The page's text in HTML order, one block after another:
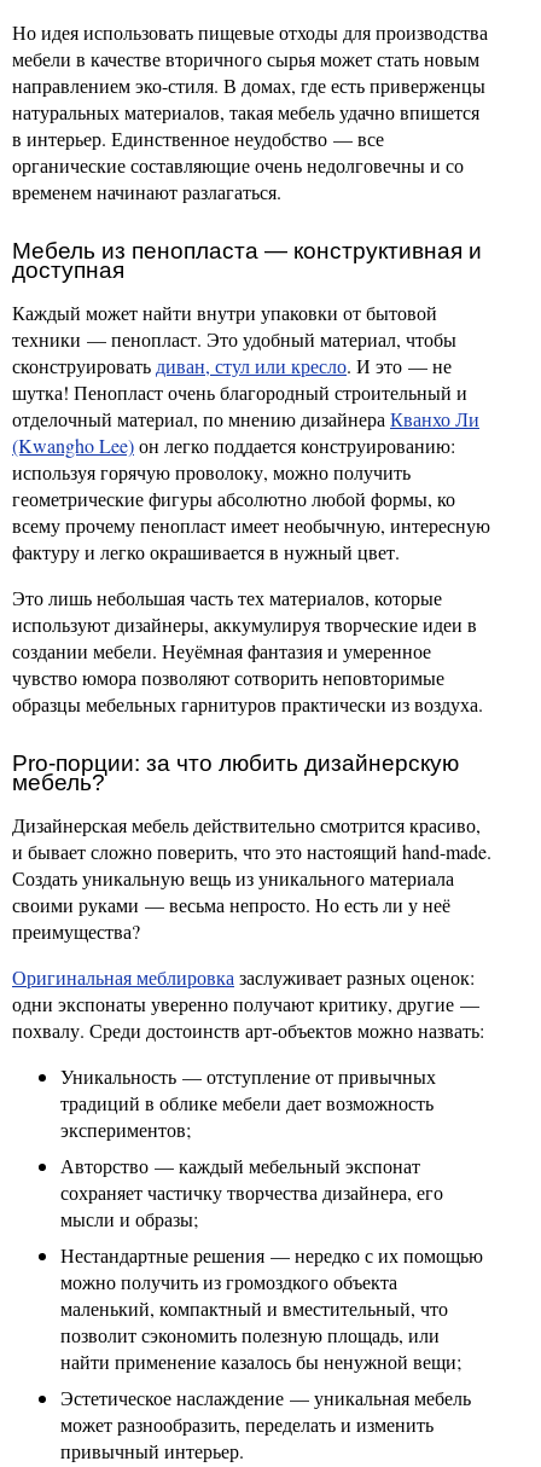
Но идея использовать пищевые отходы для производства
мебели в качестве вторичного сырья может стать новым
направлением эко-стиля. В домах, где есть приверженцы
натуральных материалов, такая мебель удачно впишется
в интерьер. Единственное неудобство — все
органические составляющие очень недолговечны и со
временем начинают разлагаться.
Мебель из пенопласта — конструктивная и
доступная
Каждый может найти внутри упаковки от бытовой
техники — пенопласт. Это удобный материал, чтобы
сконструировать диван, стул или кресло. И это — не
шутка! Пенопласт очень благородный строительный и
отделочный материал, по мнению дизайнера Кванхо Ли
(Kwangho Lee)он легко поддается конструированию:
используя горячую проволоку, можно получить
геометрические фигуры абсолютно любой формы, ко
всему прочему пенопласт имеет необычную, интересную
фактуру и легко окрашивается в нужный цвет.
Это лишь небольшая часть тех материалов, которые
используют дизайнеры, аккумулируя творческие идеи в
создании мебели. Неуёмная фантазия и умеренное
чувство юмора позволяют сотворить неповторимые
образцы мебельных гарнитуров практически из воздуха.
Pro-порции: за что любить дизайнерскую
мебель?
Дизайнерская мебель действительно смотрится красиво,
и бывает сложно поверить, что это настоящий hand-made.
Создать уникальную вещь из уникального материала
своими руками — весьма непросто. Но есть ли у неё
преимущества?
Оригинальная меблировка заслуживает разных оценок:
одни экспонаты уверенно получают критику, другие —
похвалу. Среди достоинств арт-объектов можно назвать:
Уникальность — отступление от привычных
традиций в облике мебели дает возможность
экспериментов;
Авторство — каждый мебельный экспонат
сохраняет частичку творчества дизайнера, его
мысли и образы;
Нестандартные решения — нередко с их помощью
можно получить из громоздкого объекта
маленький, компактный и вместительный, что
позволит сэкономить полезную площадь, или
найти применение казалось бы ненужной вещи;
Эстетическое наслаждение — уникальная мебель
может разнообразить, переделать и изменить
привычный интерьер.